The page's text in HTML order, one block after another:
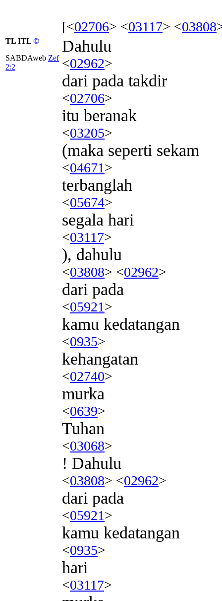
[<02706> <03117> <03808
TL ITL ©
SABDAweb Zef
2:2
Dahulu
<02962>
dari pada takdir
<02706>
itu beranak
<03205>
(maka seperti sekam
<04671>
terbanglah
<05674>
segala hari
<03117>
), dahulu
<03808> <02962>
dari pada
<05921>
kamu kedatangan
<0935>
kehangatan
<02740>
murka
<0639>
Tuhan
<03068>
! Dahulu
<03808> <02962>
dari pada
<05921>
kamu kedatangan
<0935>
hari
<03117>